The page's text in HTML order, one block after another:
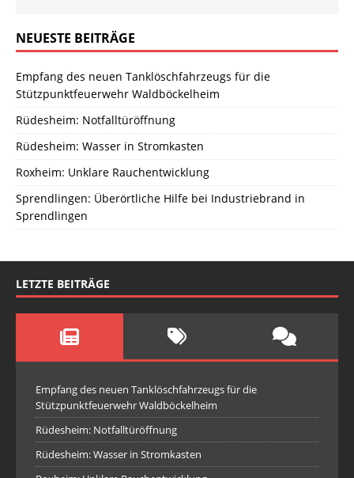
NEUESTE BEITRÄGE
Empfang des neuen Tanklöschfahrzeugs für die
Stützpunktfeuerwehr Waldböckelheim
Rüdesheim: Notfalltüröffnung
Rüdesheim: Wasser in Stromkasten
Roxheim: Unklare Rauchentwicklung
Sprendlingen: Überörtliche Hilfe bei Industriebrand in
Sprendlingen
LETZTE BEITRÄGE
Empfang des neuen Tanklöschfahrzeugs für die
Stützpunktfeuerwehr Waldböckelheim
Rüdesheim: Notfalltüröffnung
Rüdesheim: Wasser in Stromkasten